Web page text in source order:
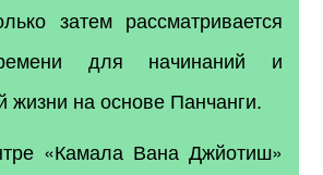
затем рассматривается
для начинаний и
жизни на основе Панчанги.
«Камала Вана Джйотиш»